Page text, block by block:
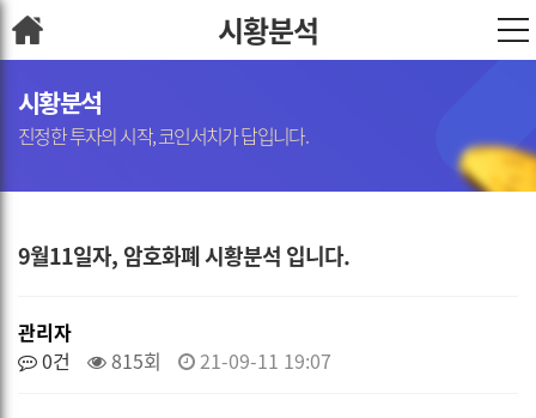
시황분석
시황분석
진정한 투자의 시작, 코인서치가 답입니다.
9월11일자, 암호화폐 시황분석 입니다.
관리자
0건
815회 21-09-11 19:07